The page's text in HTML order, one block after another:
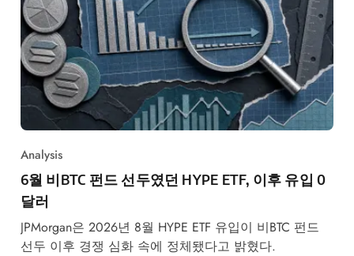
Analysis
6월 비BTC 펀드 선두였던 HYPE ETF, 이후 유입 0
달러
JPMorgan은 2026년 8월 HYPE ETF 유입이 비BTC 펀드
선두 이후 경쟁 심화 속에 정체됐다고 밝혔다.